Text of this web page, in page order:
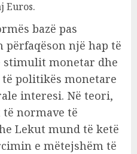
Euros.
bazë pas
një hap të
stimulit monetar dhe
politikës monetare
interesi. Në teori,
normave të
Lekut mund të ketë
e mëtejshëm të